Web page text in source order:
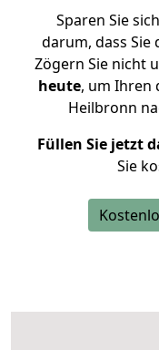
Sparen Sie
darum, dass Sie
Zögern Sie nicht
heute, um Ihren
Heilbronn
Füllen Sie jetzt
Sie